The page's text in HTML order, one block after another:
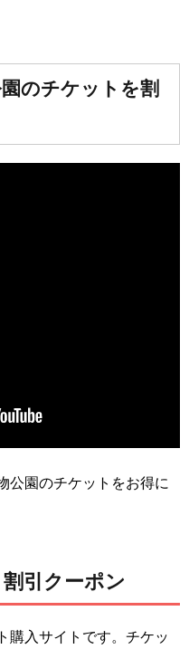
のチケットを割
公園のチケットをお得に
引クーポン
購入サイトです。チケッ